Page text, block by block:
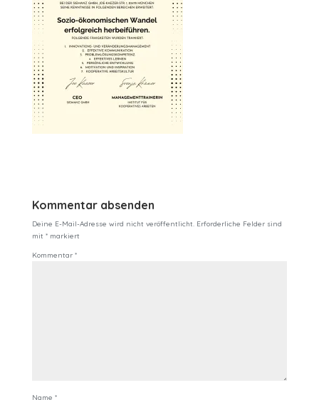
Kommentar absenden
Deine E-Mail-Adresse wird nicht veröffentlicht. Erforderliche Felder sind
mit *markiert
Kommentar *
Name *